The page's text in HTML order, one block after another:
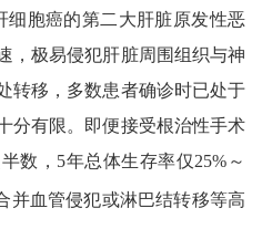
细胞癌的第二大肝脏原发性恶
，极易侵犯肝脏周围组织与神
转移，多数患者确诊时已处于
分有限。即便接受根治性手术
数， 5年总体生存率仅25% ～
并血管侵犯或淋巴结转移等高